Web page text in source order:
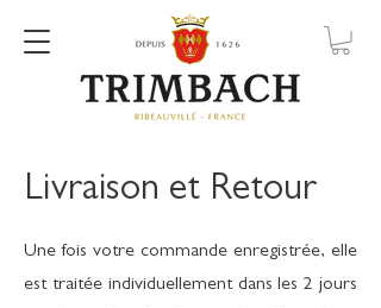
Livraison et Retour
Une fois votre commande enregistrée, elle
est traitée individuellement dans les 2 jours